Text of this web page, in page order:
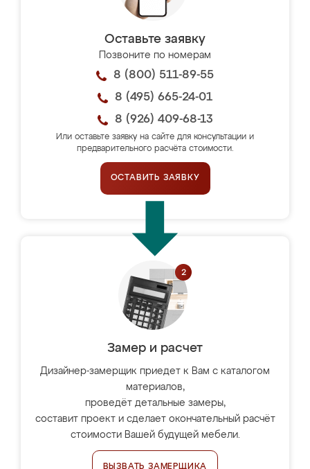
Оставьте заявку
Позвоните по номерам
8 (800) 511-89-55
8 (495) 665-24-01
8 (926) 409-68-13
Или оставьте заявку на сайте для консультации и
предварительного расчёта стоимости.
ОСТАВИТЬ ЗАЯВКУ
Замер и расчет
Дизайнер-замерщик приедет к Вам с каталогом
материалов,
проведёт детальные замеры,
составит проект и сделает окончательный расчёт
стоимости Вашей будущей мебели.
ВЫЗВАТЬ ЗАМЕРЩИКА